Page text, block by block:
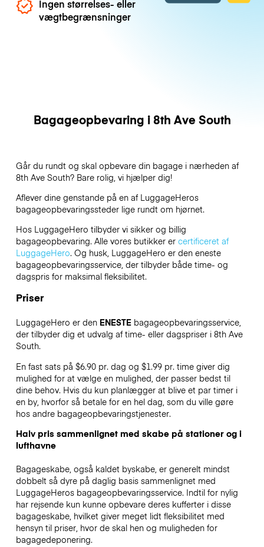
Ingen størrelses- eller
vægtbegrænsninger
Bagageopbevaring i 8th Ave South
Går du rundt og skal opbevare din bagage i nærheden af
8th Ave South? Bare rolig, vi hjælper dig!
Aflever dine genstande på en af LuggageHeros
bagageopbevaringssteder lige rundt om hjørnet.
Hos LuggageHero tilbyder vi sikker og billig
bagageopbevaring. Alle vores butikker er certificeret af
LuggageHero. Og husk, LuggageHero er den eneste
bagageopbevaringsservice, der tilbyder både time- og
dagspris for maksimal fleksibilitet.
Priser
LuggageHero er den ENESTEbagageopbevaringsservice,
der tilbyder dig et udvalg af time- eller dagspriser i 8th Ave
South.
En fast sats på $6.90 pr. dag og $1.99 pr. time giver dig
mulighed for at vælge en mulighed, der passer bedst til
dine behov. Hvis du kun planlægger at blive et par timer i
en by, hvorfor så betale for en hel dag, som du ville gøre
hos andre bagageopbevaringstjenester.
Halv pris sammenlignet med skabe på stationer og i
lufthavne
Bagageskabe, også kaldet byskabe, er generelt mindst
dobbelt så dyre på daglig basis sammenlignet med
LuggageHeros bagageopbevaringsservice. Indtil for nylig
har rejsende kun kunne opbevare deres kufferter i disse
bagageskabe, hvilket giver meget lidt fleksibilitet med
hensyn til priser, hvor de skal hen og muligheden for
bagagedeponering.